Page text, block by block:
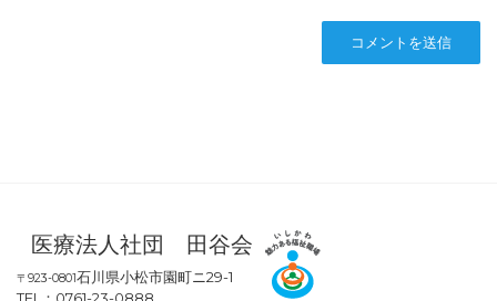
医療法人社団 田谷会
〒923-0801石川県小松市園町ニ29-1
TEL：0761-23-0888